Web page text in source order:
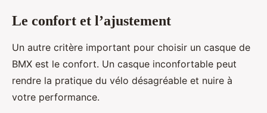
Le confort et l’ajustement
Un autre critère important pour choisir un casque de
BMX est le confort. Un casque inconfortable peut
rendre la pratique du vélo désagréable et nuire à
votre performance.